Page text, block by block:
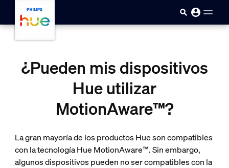
¿Pueden mis dispositivos
Hue utilizar
MotionAware™?
La gran mayoría de los productos Hue son compatibles
con la tecnología Hue MotionAware™. Sin embargo,
algunos dispositivos pueden no ser compatibles con la